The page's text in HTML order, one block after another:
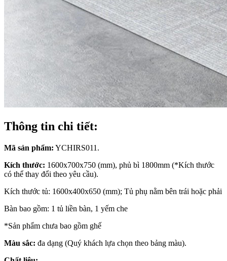
Thông tin chi tiết:
Mã sản phẩm: YCHIRS011.
Kích thước: 1600x700x750 (mm), phủ bì 1800mm (*Kích thước
có thể thay đổi theo yêu cầu).
Kích thước tủ: 1600x400x650 (mm); Tủ phụ nằm bên trái hoặc phải
Bàn bao gồm: 1 tủ liền bàn, 1 yếm che
*Sản phẩm chưa bao gồm ghế
Màu sắc: đa dạng (Quý khách lựa chọn theo bảng màu).